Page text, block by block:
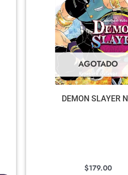
AGOTADO
DEMON SLAYER
$179.00